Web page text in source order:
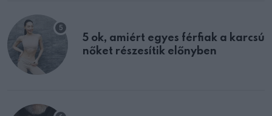
5 ok, amiért egyes férfiak a karcsú
nőket részesítik előnyben